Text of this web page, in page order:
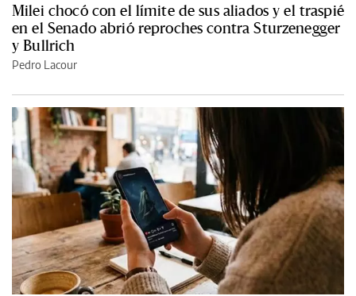
Milei chocó con el límite de sus aliados y el traspié
en el Senado abrió reproches contra Sturzenegger
y Bullrich
Pedro Lacour